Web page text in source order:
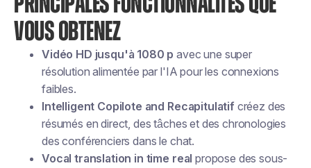
VOUS OBTENEZ
Vidéo HD jusqu'à 1080 p avec une super
résolution alimentée par l'IA pour les connexions
faibles.
Intelligent Copilote and Recapitulatif créez des
résumés en direct, des tâches et des chronologies
des conférenciers dans le chat.
Vocal translation in time real propose des sous-